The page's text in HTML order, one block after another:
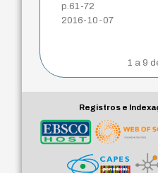
p.61-72
2016-10-07
1 a 9
Registros e